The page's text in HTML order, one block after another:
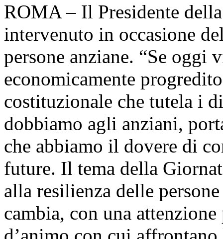
ROMA – Il Presidente
intervenuto in occasione
persone anziane. “Se oggi
economicamente
costituzionale che tutela i
dobbiamo agli anziani,
che abbiamo il dovere di
future. Il tema della
alla resilienza delle
cambia, con una